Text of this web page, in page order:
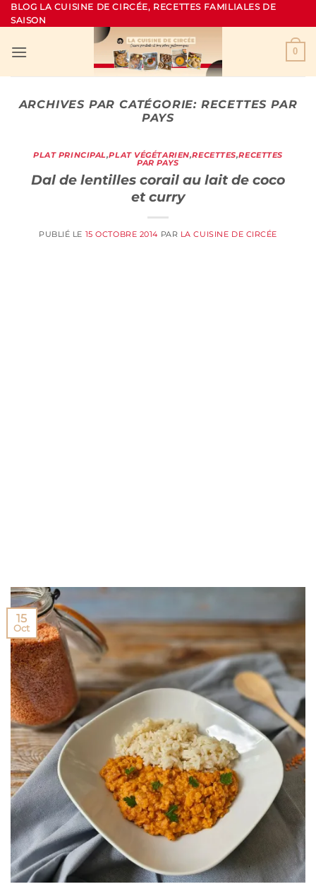
Passer
au
BLOG LA CUISINE DE CIRCÉE, RECETTES FAMILIALES DE
SAISON
0
ARCHIVES PAR CATÉGORIE: RECETTES PAR
PAYS
PLAT PRINCIPAL,PLAT VÉGÉTARIEN,RECETTES,RECETTES
PAR PAYS
Dal de lentilles corail au lait de coco
et curry
PUBLIÉ LE 15 OCTOBRE 2014 PAR LA CUISINE DE CIRCÉE
15
Oct